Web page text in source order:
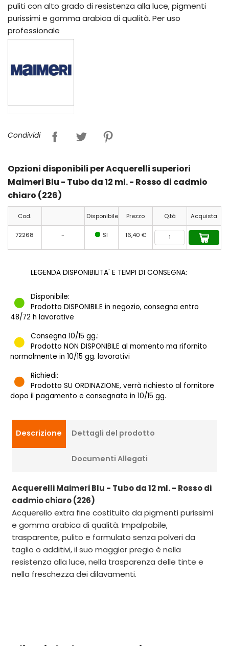
puliti con alto grado di resistenza alla luce, pigmenti
purissimi e gomma arabica di qualità. Per uso
professionale
Condividi
Opzioni disponibili per Acquerelli superiori
Maimeri Blu - Tubo da 12 ml. - Rosso di cadmio
chiaro (226)
Cod. Disponibile Prezzo Q.tà Acquista
72268 - SI 16,40 €
LEGENDA DISPONIBILITA' E TEMPI DI CONSEGNA:
Disponibile:
Prodotto DISPONIBILE in negozio, consegna entro
48/72 h lavorative
Consegna 10/15 gg.:
Prodotto NON DISPONIBILE al momento ma rifornito
normalmente in 10/15 gg. lavorativi
Richiedi:
Prodotto SU ORDINAZIONE, verrà richiesto al fornitore
dopo il pagamento e consegnato in 10/15 gg.
Descrizione Dettagli del prodotto
Documenti Allegati
Acquerelli Maimeri Blu - Tubo da 12 ml. - Rosso di
cadmio chiaro (226)
Acquerello extra fine costituito da pigmenti purissimi
e gomma arabica di qualità. Impalpabile,
trasparente, pulito e formulato senza polveri da
taglio o additivi, il suo maggior pregio è nella
resistenza alla luce, nella trasparenza delle tinte e
nella freschezza dei dilavamenti.